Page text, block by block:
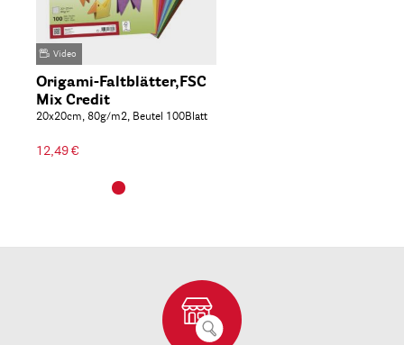
Video
Origami-Faltblätter,FSC
Mix Credit
20x20cm, 80g/m2, Beutel 100Blatt
12,49 €